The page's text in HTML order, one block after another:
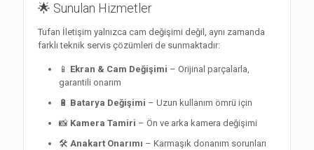
🌟 Sunulan Hizmetler
Tufan İletişim yalnızca cam değişimi değil, aynı zamanda
farklı teknik servis çözümleri de sunmaktadır:
📱 Ekran & Cam Değişimi – Orijinal parçalarla,
garantili onarım
🔋 Batarya Değişimi – Uzun kullanım ömrü için
📸 Kamera Tamiri – Ön ve arka kamera değişimi
🛠️ Anakart Onarımı – Karmaşık donanım sorunları